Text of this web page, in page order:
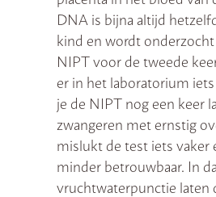
DNA is bijna altijd
kind en wordt
NIPT voor de tweede
er in het laboratorium
je de NIPT nog een keer
zwangeren met ernstig
mislukt de test iets vaker
minder betrouwbaar. In
vruchtwaterpunctie laten